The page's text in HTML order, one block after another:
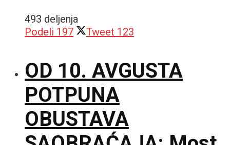
493 deljenja
Podeli 197 Tweet 123
OD 10. AVGUSTA
POTPUNA
OBUSTAVA